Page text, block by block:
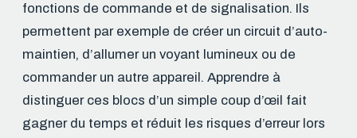
fonctions de commande et de signalisation. Ils
permettent par exemple de créer un circuit d’auto-
maintien, d’allumer un voyant lumineux ou de
commander un autre appareil. Apprendre à
distinguer ces blocs d’un simple coup d’œil fait
gagner du temps et réduit les risques d’erreur lors